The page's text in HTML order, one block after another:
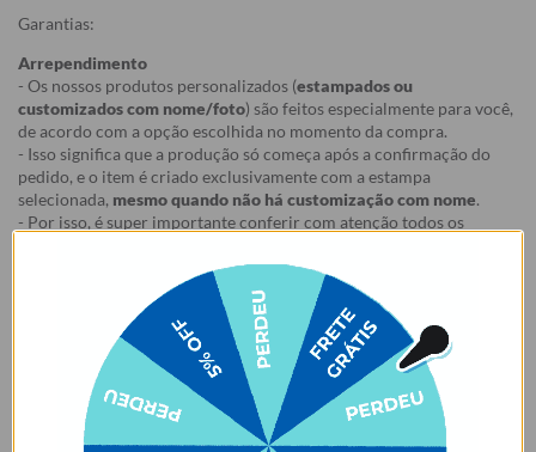
Garantias:
Arrependimento
- Os nossos produtos personalizados (estampados ou
customizados com nome/foto) são feitos especialmente para você,
de acordo com a opção escolhida no momento da compra.
- Isso significa que a produção só começa após a confirmação do
pedido, e o item é criado exclusivamente com a estampa
selecionada, mesmo quando não há customização com nome.
- Por isso, é super importante conferir com atenção todos os
- Após o início da produção,
não é possível realizar
cancelamentos ou alterações
, pois o produto não pode retornar
- Descascamento: 6 meses;
- Amarelamento: 6 meses;